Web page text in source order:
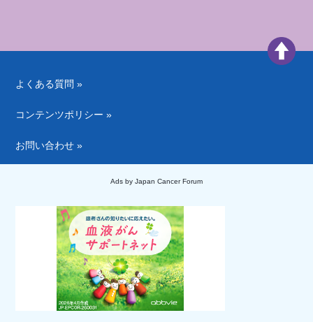
よくある質問 »
コンテンツポリシー »
お問い合わせ »
Ads by Japan Cancer Forum